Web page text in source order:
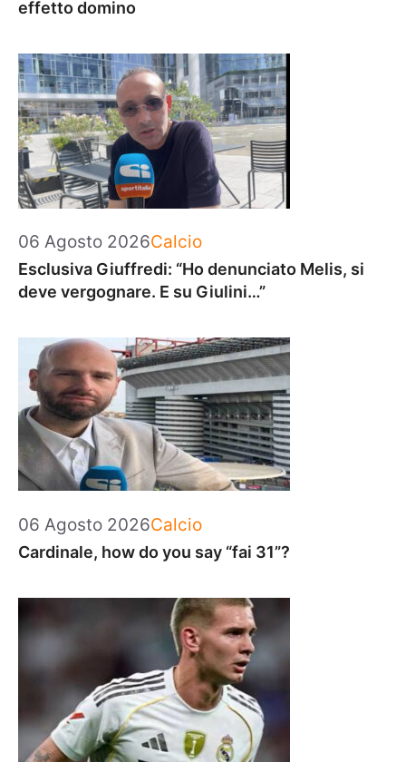
effetto domino
06 Agosto 2026Categorie
Calcio
Esclusiva Giuffredi: “Ho denunciato Melis, si
deve vergognare. E su Giulini…”
06 Agosto 2026Categorie
Calcio
Cardinale, how do you say “fai 31”?